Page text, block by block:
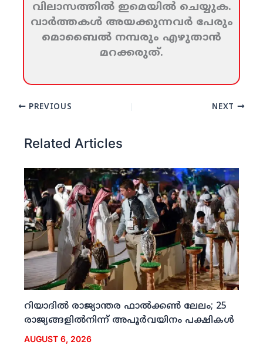
വിലാസത്തില്‍ ഇമെയില്‍ ചെയ്യുക.
വാര്‍ത്തകള്‍ അയക്കുന്നവര്‍ പേരും
മൊബൈല്‍ നമ്പരും എഴുതാന്‍
മറക്കരുത്‌.
PREVIOUS NEXT
Related Articles
റിയാദില്‍ രാജ്യാന്തര ഫാല്‍ക്കണ്‍ ലേലം; 25
രാജ്യങ്ങളില്‍നിന്ന് അപൂര്‍വയിനം പക്ഷികള്‍
AUGUST 6, 2026